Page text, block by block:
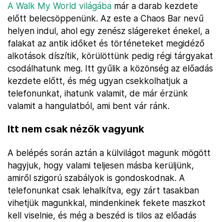
A Walk My World világába már a darab kezdete
előtt belecsöppenünk. Az este a Chaos Bar nevű
helyen indul, ahol egy zenész slágereket énekel, a
falakat az antik időket és történeteket megidéző
alkotások díszítik, körülöttünk pedig régi tárgyakat
csodálhatunk meg. Itt gyűlik a közönség az előadás
kezdete előtt, és még ugyan csekkolhatjuk a
telefonunkat, ihatunk valamit, de már érzünk
valamit a hangulatból, ami bent vár ránk.
Itt nem csak nézők vagyunk
A belépés során aztán a külvilágot magunk mögött
hagyjuk, hogy valami teljesen másba kerüljünk,
amiről szigorú szabályok is gondoskodnak. A
telefonunkat csak lehalkítva, egy zárt tasakban
vihetjük magunkkal, mindenkinek fekete maszkot
kell viselnie, és még a beszéd is tilos az előadás